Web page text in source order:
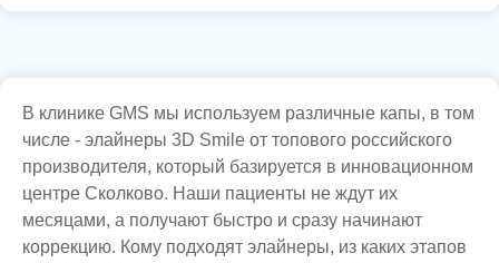
В клинике GMS мы используем различные капы, в том
числе - элайнеры 3D Smile от топового российского
производителя, который базируется в инновационном
центре Сколково. Наши пациенты не ждут их
месяцами, а получают быстро и сразу начинают
коррекцию. Кому подходят элайнеры, из каких этапов